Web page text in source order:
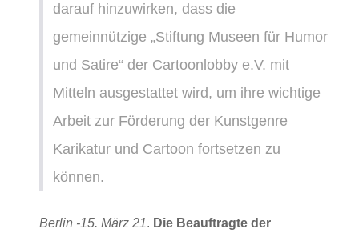
darauf hinzuwirken, dass die
gemeinnützige „Stiftung Museen für Humor
und Satire“ der Cartoonlobby e.V. mit
Mitteln ausgestattet wird, um ihre wichtige
Arbeit zur Förderung der Kunstgenre
Karikatur und Cartoon fortsetzen zu
können.
Berlin -15. März 21. Die Beauftragte der